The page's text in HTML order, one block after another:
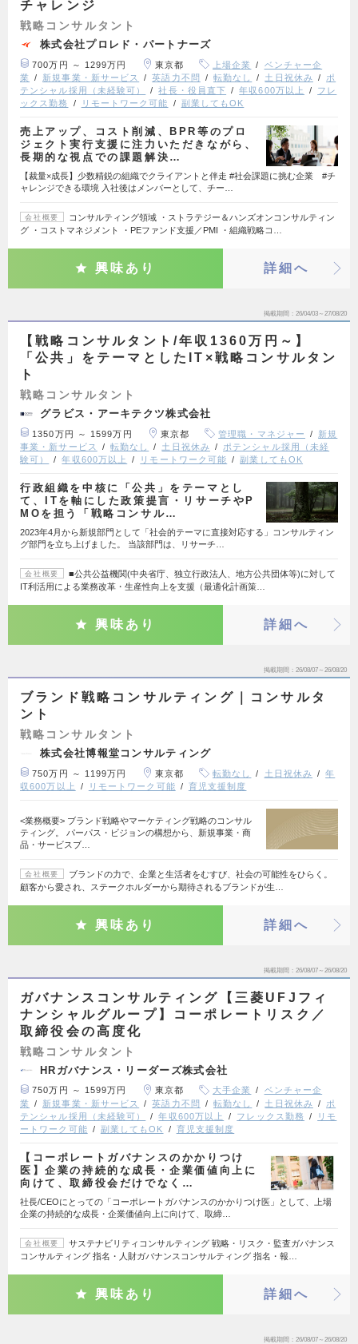
チャレンジ
戦略コンサルタント
株式会社プロレド・パートナーズ
700万円 ～ 1299万円 東京都 上場企業
ベンチャー企
業
新規事業・新サービス 英語力不問 転勤なし 土日祝休み
ポ
テンシャル採用（未経験可）
社長・役員直下 年収600万以上
フレ
ックス勤務
リモートワーク可能 副業してもOK
売上アップ、コスト削減、BPR等のプロ
ジェクト実行支援に注力いただきながら、
長期的な視点での課題解決…
【裁量×成長】少数精鋭の組織でクライアントと伴走 #社会課題に挑む企業 #チ
ャレンジできる環境 入社後はメンバーとして、チー…
会社概要
コンサルティング領域 ・ストラテジー＆ハンズオンコンサルティン
グ ・コストマネジメント ・PEファンド支援／PMI ・組織戦略コ…
興味あり 詳細へ
掲載期間 26/04/03～27/08/20
【戦略コンサルタント/年収1360万円～】
「公共」をテーマとしたIT×戦略コンサルタン
ト
戦略コンサルタント
グラビス・アーキテクツ株式会社
1350万円 ～ 1599万円 東京都 管理職・マネジャー
新規
事業・新サービス
転勤なし 土日祝休み
ポテンシャル採用（未経
験可）
年収600万以上 リモートワーク可能 副業してもOK
行政組織を中核に「公共」をテーマとし
て、ITを軸にした政策提言・リサーチやP
MOを担う「戦略コンサル…
2023年4月から新規部門として「社会的テーマに直接対応する」コンサルティン
グ部門を立ち上げました。 当該部門は、リサーチ…
会社概要
■公共公益機関(中央省庁、独立行政法人、地方公共団体等)に対して
IT利活用による業務改革・生産性向上を支援（最適化計画策…
興味あり 詳細へ
掲載期間 26/08/07～26/08/20
ブランド戦略コンサルティング｜コンサルタ
ント
戦略コンサルタント
株式会社博報堂コンサルティング
750万円 ～ 1199万円 東京都 転勤なし 土日祝休み
年
収600万以上
リモートワーク可能 育児支援制度
<業務概要> ブランド戦略やマーケティング戦略のコンサル
ティング。 パーパス・ビジョンの構想から、新規事業・商
品・サービスブ…
会社概要
ブランドの力で、企業と生活者をむすび、社会の可能性をひらく。
顧客から愛され、ステークホルダーから期待されるブランドが生…
興味あり 詳細へ
掲載期間 26/08/07～26/08/20
ガバナンスコンサルティング【三菱UFJフィ
ナンシャルグループ】コーポレートリスク／
取締役会の高度化
戦略コンサルタント
HRガバナンス・リーダーズ株式会社
750万円 ～ 1599万円 東京都 大手企業
ベンチャー企
業
新規事業・新サービス 英語力不問 転勤なし 土日祝休み
ポ
テンシャル採用（未経験可）
年収600万以上 フレックス勤務
リモ
ートワーク可能
副業してもOK 育児支援制度
【コーポレートガバナンスのかかりつけ
医】企業の持続的な成長・企業価値向上に
向けて、取締役会だけでなく…
社長/CEOにとっての「コーポレートガバナンスのかかりつけ医」として、上場
企業の持続的な成長・企業価値向上に向けて、取締…
会社概要
サステナビリティコンサルティング 戦略・リスク・監査ガバナンス
コンサルティング 指名・人財ガバナンスコンサルティング 指名・報…
興味あり 詳細へ
掲載期間 26/08/07～26/08/20